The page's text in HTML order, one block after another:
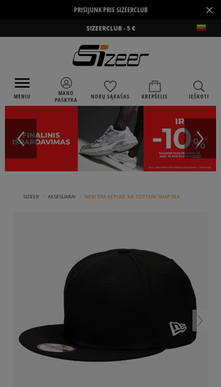
PRISIJUNK PRIE SIZEERCLUB ×
SIZEERCLUB - 5 €
MENIU
MANO
PASKYRA
NORŲ SĄRAŠAS KREPŠELIS IEŠKOTI
SIZEER AKSESUARAI NEW ERA KEPURĖ NE COTTON SNAP BLK